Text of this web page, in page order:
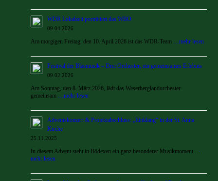
WDR Lokalzeit porträtiert das WBO
09.04.2026
Am morgigen Freitag, den 10. April 2026 ist das WDR-Team …mehr lesen
Festival der Blasmusik – Drei Orchester, ein gemeinsames Erlebnis
09.02.2026
Am Sonntag, den 8. März 2026, lädt das Weserberglandorchester
gemeinsam
…mehr lesen
Adventskonzert & Projektabschluss: „Einklang“ in der St. Anna
Kirche
25.11.2025
In diesem Advent steht in Bödexen ein ganz besonderer Musikmoment
mehr lesen